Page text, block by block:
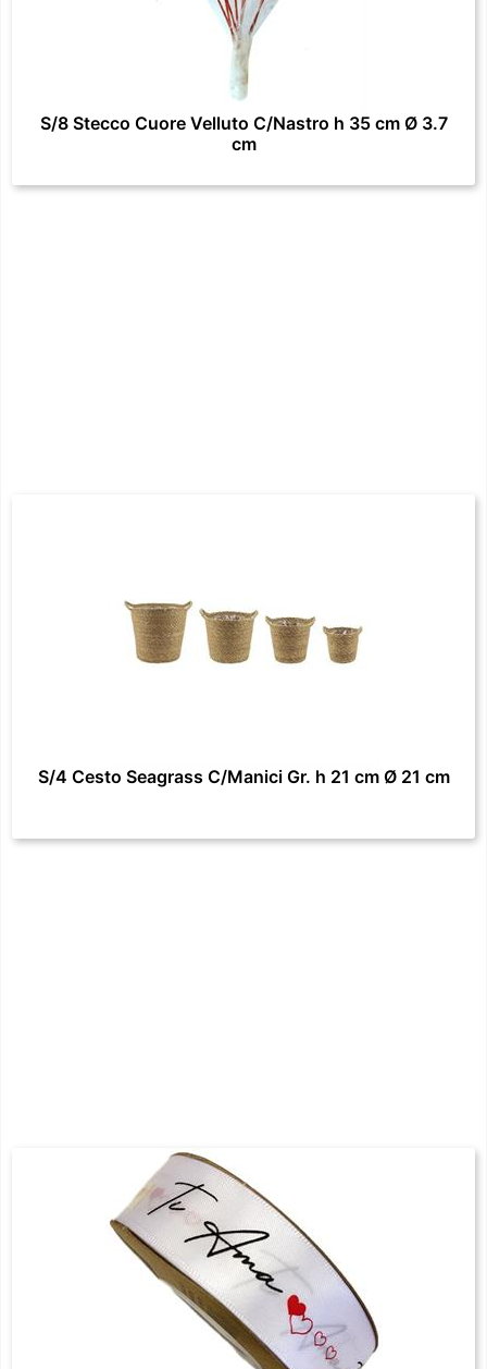
S/8 Stecco Cuore Velluto C/Nastro h 35 cm Ø 3.7
cm
S/4 Cesto Seagrass C/Manici Gr. h 21 cm Ø 21 cm